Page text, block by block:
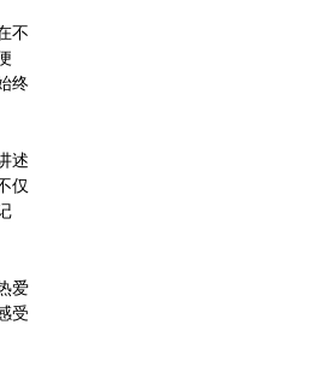
不
终
述
仅
爱
受